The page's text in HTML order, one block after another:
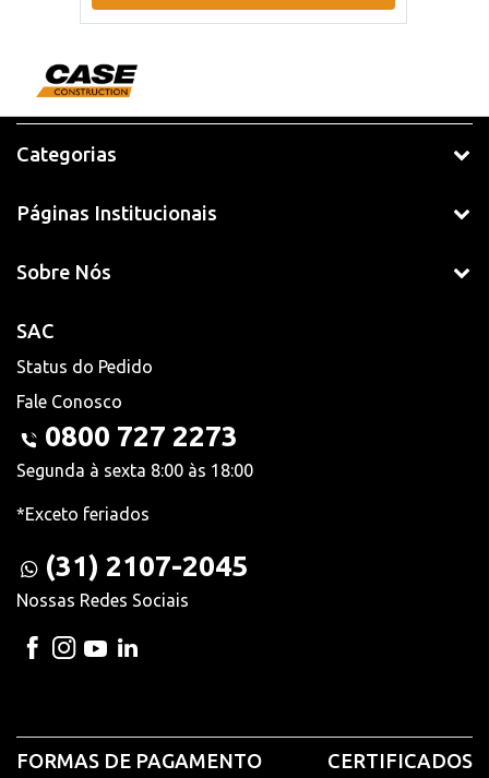
Categorias
Páginas Institucionais
Sobre Nós
SAC
Status do Pedido
Fale Conosco
0800 727 2273
Segunda à sexta 8:00 às 18:00
*Exceto feriados
(31) 2107-2045
Nossas Redes Sociais
FORMAS DE PAGAMENTO CERTIFICADOS